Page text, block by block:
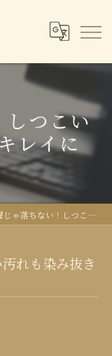
しつこい
レイに
落ちない！しつこい汚れも染み抜きでキレイに
れも染み抜き